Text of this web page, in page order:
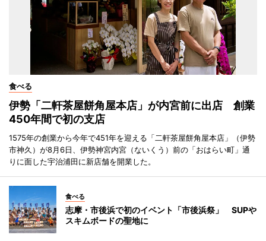
食べる
伊勢「二軒茶屋餅角屋本店」が内宮前に出店 創業
450年間で初の支店
1575年の創業から今年で451年を迎える「二軒茶屋餅角屋本店」（伊勢
市神久）が8月6日、伊勢神宮内宮（ないくう）前の「おはらい町」通
りに面した宇治浦田に新店舗を開業した。
食べる
志摩・市後浜で初のイベント「市後浜祭」 SUPや
スキムボードの聖地に